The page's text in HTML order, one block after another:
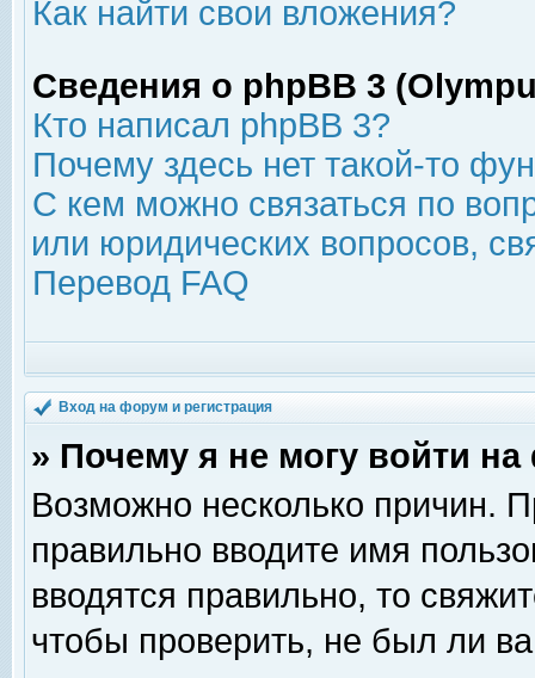
Как найти свои вложения?
Сведения о phpBB 3
Кто написал phpBB 3?
Почему здесь нет такой-то
С кем можно связаться по
или юридических вопросов,
Перевод FAQ
Вход на форум и регистрация
» Почему я не могу войти
Возможно несколько причин.
правильно вводите имя
вводятся правильно, то
чтобы проверить, не был ли